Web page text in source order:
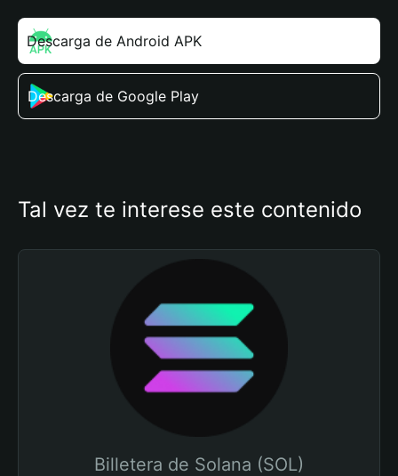
Descarga de Android APK
Descarga de Google Play
Tal vez te interese este contenido
Billetera de Solana (SOL)